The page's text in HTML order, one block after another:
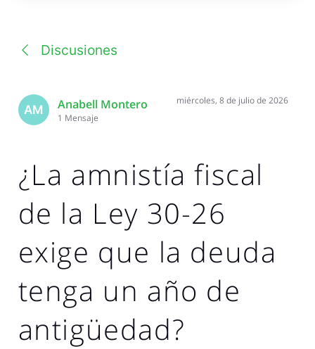
Discusiones
AM Anabell Montero
1 Mensaje
miércoles, 8 de julio de 2026
¿La amnistía fiscal
de la Ley 30-26
exige que la deuda
tenga un año de
antigüedad?